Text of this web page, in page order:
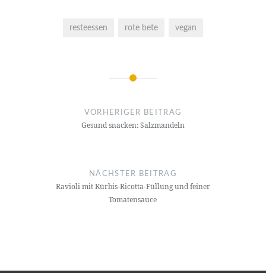
resteessen rote bete vegan
Beitragsnavigation
VORHERIGER BEITRAG
Gesund snacken: Salzmandeln
NÄCHSTER BEITRAG
Ravioli mit Kürbis-Ricotta-Füllung und feiner
Tomatensauce